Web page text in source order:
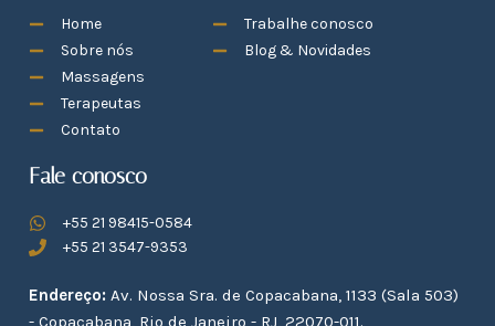
Menu
Home
Sobre nós
Massagens
Terapeutas
Contato
Links úteis
Trabalhe conosco
Fale conosco